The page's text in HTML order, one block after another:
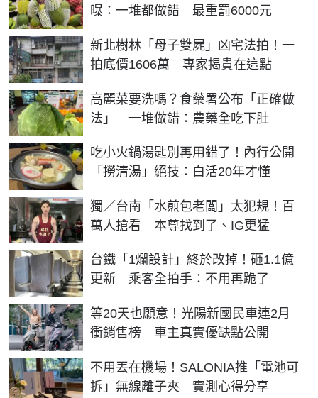
曝：一堆都做錯 最重罰6000元
新北樹林「母子雙屍」凶宅法拍！一
拍底價1606萬 專家揭貴在這點
高麗菜要洗嗎？食藥署公布「正確做
法」 一堆做錯：農藥全吃下肚
吃小火鍋湯匙別再用錯了！內行公開
「撈清湯」絕技：白活20年才懂
獨／台南「水煎包老闆」太犯規！百
萬人搶看 本尊找到了、IG更猛
台鐵「1爛設計」終於改掉！砸1.1億
更新 乘客全拍手：不用再跪了
等20天也願意！光陽新國民車連2月
衝銷售榜 車主真實優缺點公開
不用丟在機場！SALONIA推「電池可
拆」無線離子夾 實測心得分享